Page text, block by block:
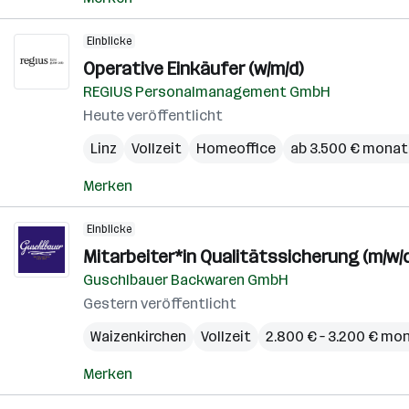
Einblicke
Operative Einkäufer (w/m/d)
REGIUS Personalmanagement GmbH
Heute veröffentlicht
Linz
Vollzeit Homeoffice ab 3.500 €
Merken
Einblicke
Mitarbeiter*in Qualitätssicherung (m/w/
Guschlbauer Backwaren GmbH
Gestern veröffentlicht
Waizenkirchen
Vollzeit 2.800 € – 3.200 €
Merken